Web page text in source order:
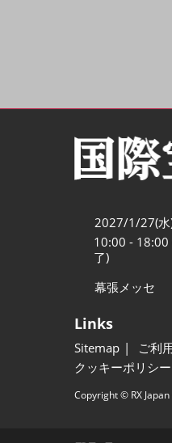
2027/1/27(水
10:00 - 18:00
了)
幕張メッセ
Links
Sitemap ご利
クッキーポリシー
Copyright © RX Japan